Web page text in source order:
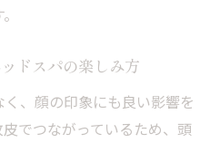
ドスパの楽しみ方
、顔の印象にも良い影響を
でつながっているため、頭